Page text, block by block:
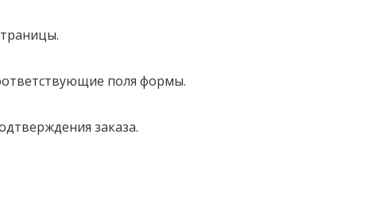
поля формы.
заказа.